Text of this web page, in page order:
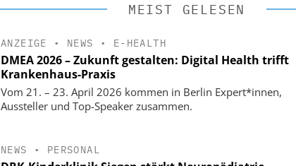
MEIST GELESEN
ANZEIGE • NEWS • E-HEALTH
DMEA 2026 – Zukunft gestalten: Digital Health trifft
Krankenhaus-Praxis
Vom 21. – 23. April 2026 kommen in Berlin Expert*innen,
Aussteller und Top-Speaker zusammen.
NEWS • PERSONAL